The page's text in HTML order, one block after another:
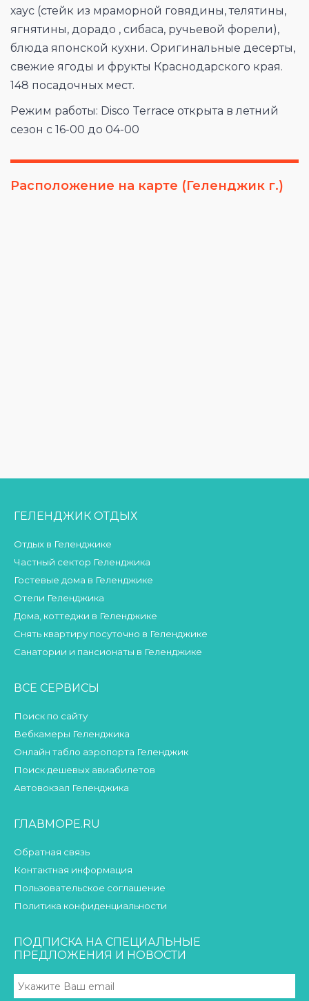
хаус (стейк из мраморной говядины, телятины,
ягнятины, дорадо , сибаса, ручьевой форели),
блюда японской кухни. Оригинальные десерты,
свежие ягоды и фрукты Краснодарского края.
148 посадочных мест.
Режим работы: Disco Terrace открыта в летний
сезон с 16-00 до 04-00
Расположение на карте (Геленджик г.)
ГЕЛЕНДЖИК ОТДЫХ
Отдых в Геленджике
Частный сектор Геленджика
Гостевые дома в Геленджике
Отели Геленджика
Дома, коттеджи в Геленджике
Снять квартиру посуточно в Геленджике
Санатории и пансионаты в Геленджике
ВСЕ СЕРВИСЫ
Поиск по сайту
Вебкамеры Геленджика
Онлайн табло аэропорта Геленджик
Поиск дешевых авиабилетов
Автовокзал Геленджика
ГЛАВМОРЕ.RU
Обратная связь
Контактная информация
Пользовательское соглашение
Политика конфиденциальности
ПОДПИСКА НА СПЕЦИАЛЬНЫЕ
ПРЕДЛОЖЕНИЯ И НОВОСТИ